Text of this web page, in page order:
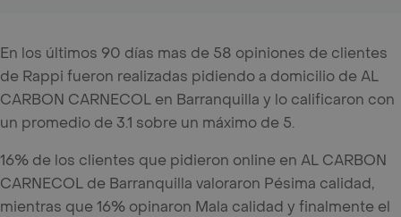
En los últimos 90 días mas de 58 opiniones de clientes
de Rappi fueron realizadas pidiendo a domicilio de AL
CARBON CARNECOL en Barranquilla y lo calificaron con
un promedio de 3.1 sobre un máximo de 5.
16% de los clientes que pidieron online en AL CARBON
CARNECOL de Barranquilla valoraron Pésima calidad,
mientras que 16% opinaron Mala calidad y finalmente el